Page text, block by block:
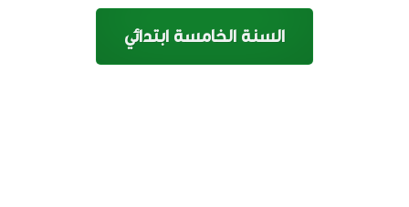
السنة الخامسة ابتدائي